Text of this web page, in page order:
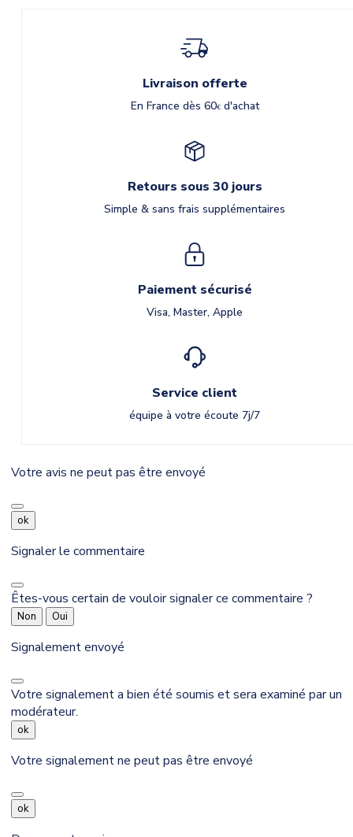
Livraison offerte
En France dès 60€d'achat
Retours sous 30 jours
Simple & sans frais supplémentaires
Paiement sécurisé
Visa, Master, Apple
Service client
équipe à votre écoute 7j/7
Votre avis ne peut pas être envoyé
ok
Signaler le commentaire
Êtes-vous certain de vouloir signaler ce commentaire ?
Non Oui
Signalement envoyé
Votre signalement a bien été soumis et sera examiné par un
modérateur.
ok
Votre signalement ne peut pas être envoyé
ok